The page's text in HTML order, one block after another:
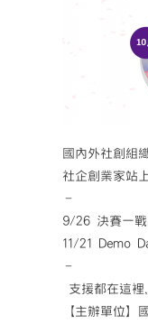
國內外社創組
社企創業家站
–
9/26 決賽一戰
11/21 Demo
–
支援都在這裡
【主辦單位】